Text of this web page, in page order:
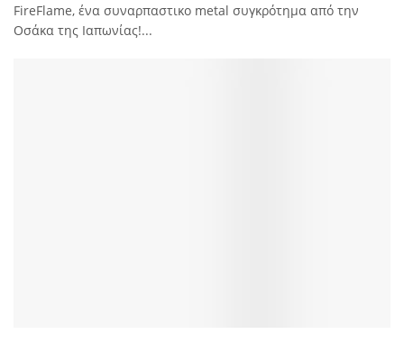
FireFlame, ένα συναρπαστικο metal συγκρότημα από την
Οσάκα της Ιαπωνίας!...